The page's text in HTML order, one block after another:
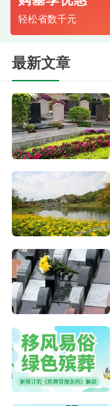
家公墓。
墓区绿化
长江在金鳌
现象。可称是“三
只见福气在升腾
墓行业龙世国元
赞美词。离去亲
然是名符其实的
轻松省数千元
最新文章